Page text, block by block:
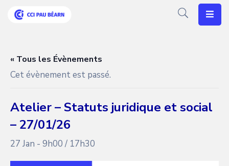
CCI
Vos
Agenda
Nos
« Tous les Évènements
Cet évènement est passé.
Atelier – Statuts juridique et social
– 27/01/26
27 Jan - 9h00/ 17h30